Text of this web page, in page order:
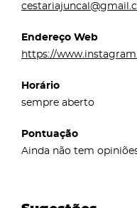
Endereço Web
https://
Horário
sempre aberto
Pontuação
Ainda não tem